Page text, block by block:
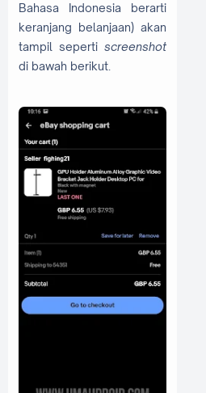
Bahasa Indonesia berarti
keranjang belanjaan) akan
tampil seperti screenshot
di bawah berikut.